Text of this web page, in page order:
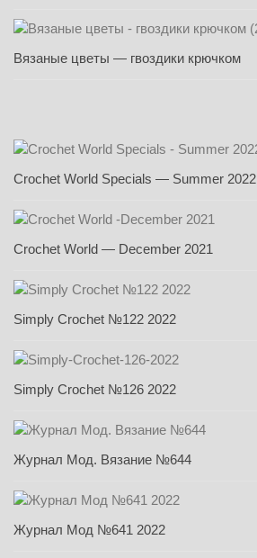
Вязаные цветы — гвоздики крючком
Crochet World Specials — Summer 2022
Crochet World — December 2021
Simply Crochet №122 2022
Simply Crochet №126 2022
Журнал Мод. Вязание №644
Журнал Мод №641 2022